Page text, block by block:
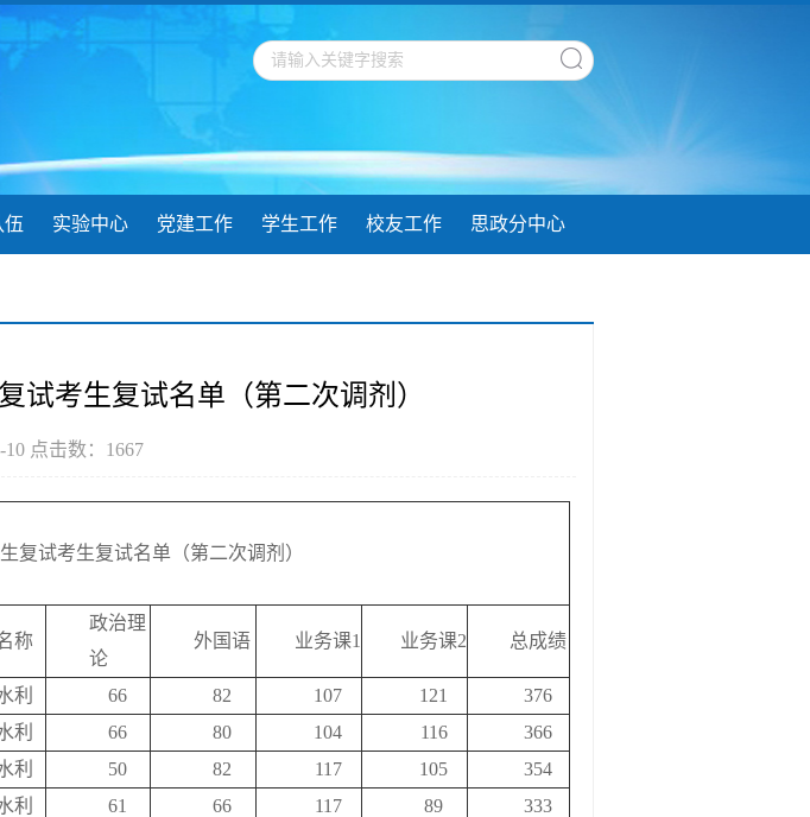
伍 实验中心 党建工作 学生工作 校友工作 思政分中心
试考生复试名单（第二次调剂）
点击数： 1667
复试考生复试名单（第二次调剂）
称
政治理
论
外国语 业务课1 业务课2 总成绩
利 66 82 107 121
376
利 66 80 104 116
366
利 50 82 117 105
354
利 61 66 117 89
333